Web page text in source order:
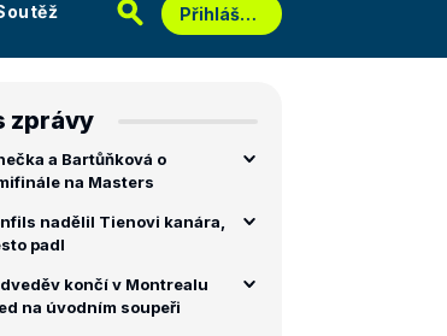
Přihlášení
zprávy
a Bartůňková o
na Masters
nadělil Tienovi kanára,
padl
končí v Montrealu
na úvodním soupeři